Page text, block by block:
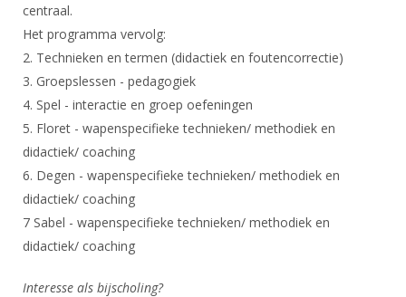
Historie
Commissies
Ereleden
Leden van Verdiensten
Vacatures
Bondsbureau
Medewerkers
Inschrijven
Reglementen
Materiaal
Schermpaspoort
Rolstoelschermen
Wedstrijdkalender
KNAS Keurmerk
NK's
JPT
SBT
Talentontwikkeling
Atletencommissie
Internationale Titeltoernooien
Internationale aanmeldingen
Voor coaches en leraren
Nieuws
Nationale opleidingen
Internationale opleidingen
Opleidingen
Leraar
Voor scheidsrechters
centraal.
Het programma vervolg:
2. Technieken en termen (didactiek en foutencorrectie)
3. Groepslessen - pedagogiek
4. Spel - interactie en groep oefeningen
5. Floret - wapenspecifieke technieken/ methodiek en
didactiek/ coaching
6. Degen - wapenspecifieke technieken/ methodiek en
didactiek/ coaching
7 Sabel - wapenspecifieke technieken/ methodiek en
didactiek/ coaching
Interesse als bijscholing?